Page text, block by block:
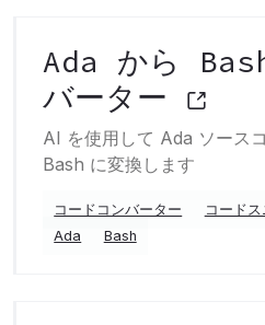
Ada から
バーター
AI を使用して Ada ソース
Bash に変換します
コードコンバーター コードス
Ada
Bash